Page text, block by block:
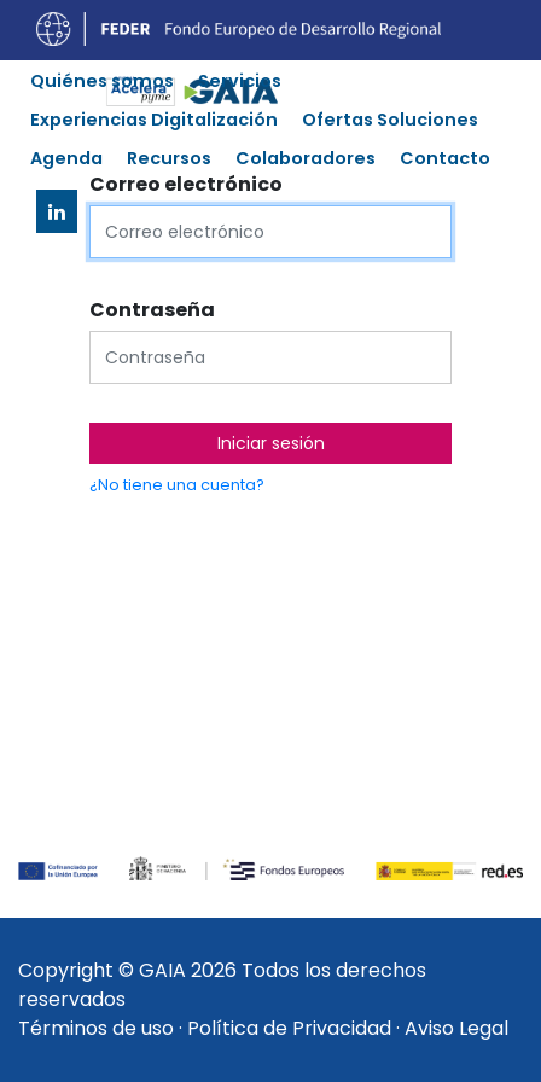
Quiénes somos
Servicios
Experiencias Digitalización
Ofertas Soluciones
Agenda
Recursos Colaboradores Contacto
Correo electrónico
Contraseña
Iniciar sesión
¿No tiene una cuenta?
Copyright © GAIA 2026 Todos los derechos
reservados
Términos de uso· Política de Privacidad· Aviso Legal